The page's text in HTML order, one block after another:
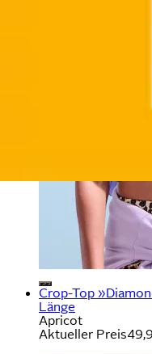
Crop-Top
Länge
Apricot
Aktueller Preis